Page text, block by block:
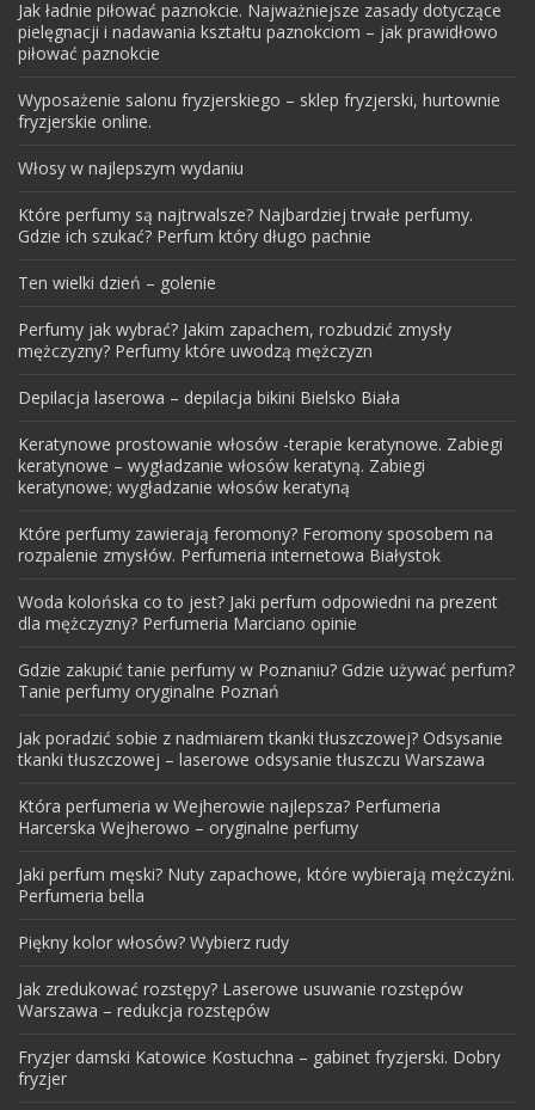
Jak ładnie piłować paznokcie. Najważniejsze zasady dotyczące
pielęgnacji i nadawania kształtu paznokciom – jak prawidłowo
piłować paznokcie
Wyposażenie salonu fryzjerskiego – sklep fryzjerski, hurtownie
fryzjerskie online.
Włosy w najlepszym wydaniu
Które perfumy są najtrwalsze? Najbardziej trwałe perfumy.
Gdzie ich szukać? Perfum który długo pachnie
Ten wielki dzień – golenie
Perfumy jak wybrać? Jakim zapachem, rozbudzić zmysły
mężczyzny? Perfumy które uwodzą mężczyzn
Depilacja laserowa – depilacja bikini Bielsko Biała
Keratynowe prostowanie włosów -terapie keratynowe. Zabiegi
keratynowe – wygładzanie włosów keratyną. Zabiegi
keratynowe; wygładzanie włosów keratyną
Które perfumy zawierają feromony? Feromony sposobem na
rozpalenie zmysłów. Perfumeria internetowa Białystok
Woda kolońska co to jest? Jaki perfum odpowiedni na prezent
dla mężczyzny? Perfumeria Marciano opinie
Gdzie zakupić tanie perfumy w Poznaniu? Gdzie używać perfum?
Tanie perfumy oryginalne Poznań
Jak poradzić sobie z nadmiarem tkanki tłuszczowej? Odsysanie
tkanki tłuszczowej – laserowe odsysanie tłuszczu Warszawa
Która perfumeria w Wejherowie najlepsza? Perfumeria
Harcerska Wejherowo – oryginalne perfumy
Jaki perfum męski? Nuty zapachowe, które wybierają mężczyźni.
Perfumeria bella
Piękny kolor włosów? Wybierz rudy
Jak zredukować rozstępy? Laserowe usuwanie rozstępów
Warszawa – redukcja rozstępów
Fryzjer damski Katowice Kostuchna – gabinet fryzjerski. Dobry
fryzjer